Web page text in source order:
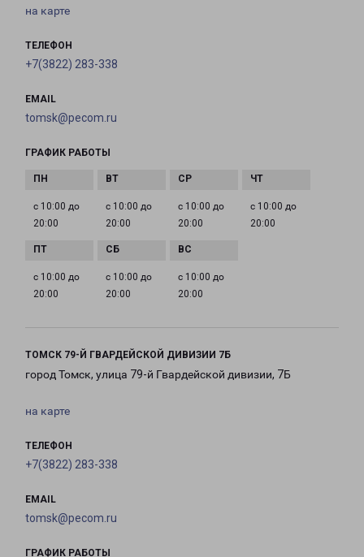
на карте
ТЕЛЕФОН
+7(3822) 283-338
EMAIL
tomsk@pecom.ru
ГРАФИК РАБОТЫ
с 10:00 до
20:00
с 10:00 до
20:00
с 10:00 до
20:00
с 10:00 до
20:00
с 10:00 до
20:00
с 10:00 до
20:00
с 10:00 до
20:00
ТОМСК 79-Й ГВАРДЕЙСКОЙ ДИВИЗИИ 7Б
город Томск, улица 79-й Гвардейской дивизии, 7Б
на карте
ТЕЛЕФОН
+7(3822) 283-338
EMAIL
tomsk@pecom.ru
ГРАФИК РАБОТЫ